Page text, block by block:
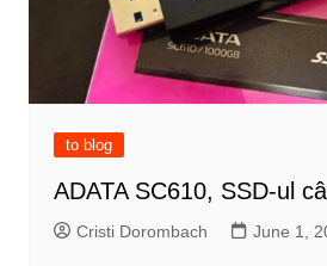
to blog
ADATA SC610, SSD-ul
Cristi Dorombach June 1,